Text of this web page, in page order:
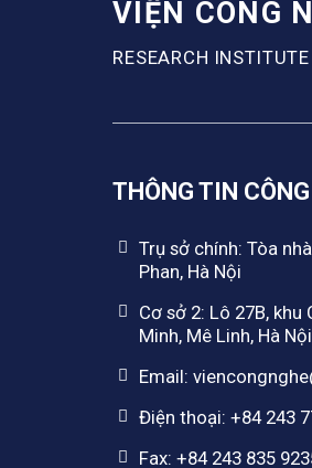
VIỆN CÔNG
RESEARCH
THÔNG TIN
Trụ sở chính: Tòa
Phan, Hà Nội
Cơ sở 2: Lô 27B,
Minh, Mê Linh, Hà Nội
Email:
Điện thoại: +84 243
Fax: +84 243 835